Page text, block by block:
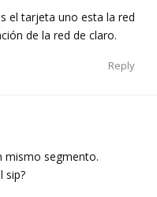
el tarjeta uno esta la red
de la red de claro.
Reply
mismo segmento.
sip?